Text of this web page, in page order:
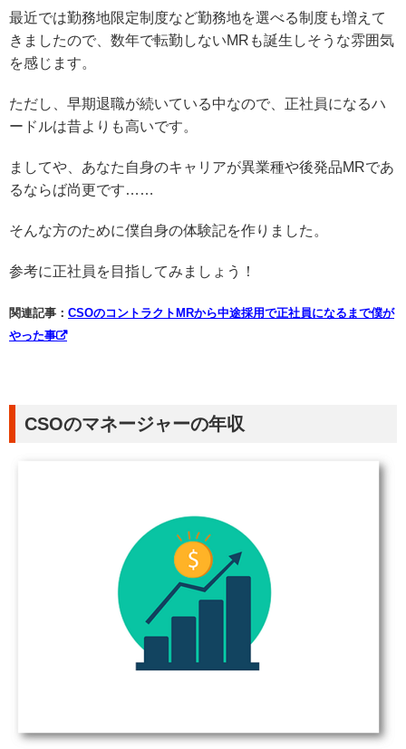
最近では勤務地限定制度など勤務地を選べる制度も増えて
きましたので、数年で転勤しないMRも誕生しそうな雰囲気
を感じます。
ただし、早期退職が続いている中なので、正社員になるハ
ードルは昔よりも高いです。
ましてや、あなた自身のキャリアが異業種や後発品MRであ
るならば尚更です……
そんな方のために僕自身の体験記を作りました。
参考に正社員を目指してみましょう！
関連記事： CSOのコントラクトMRから中途採用で正社員になるまで僕が
やった事
CSOのマネージャーの年収